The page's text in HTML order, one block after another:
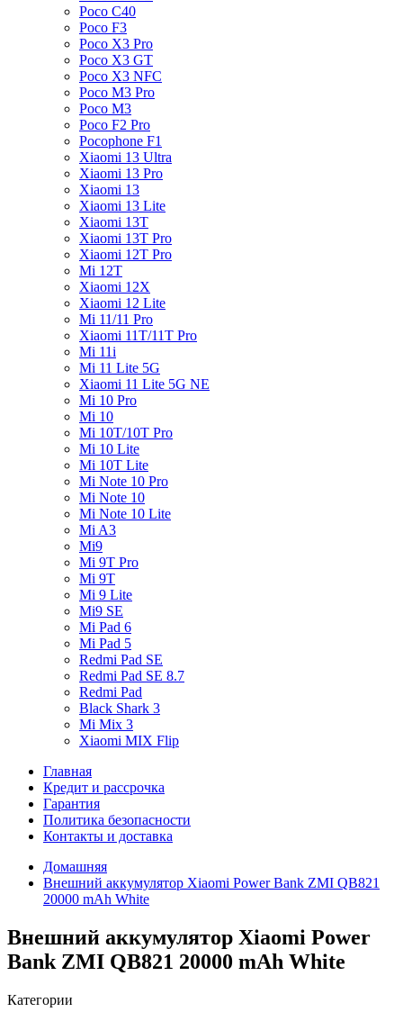
Poco C40
Poco F3
Poco X3 Pro
Poco X3 GT
Poco X3 NFC
Poco M3 Pro
Poco M3
Poco F2 Pro
Pocophone F1
Xiaomi 13 Ultra
Xiaomi 13 Pro
Xiaomi 13
Xiaomi 13 Lite
Xiaomi 13T
Xiaomi 13T Pro
Xiaomi 12T Pro
Mi 12T
Xiaomi 12X
Xiaomi 12 Lite
Mi 11/11 Pro
Xiaomi 11T/11T Pro
Mi 11i
Mi 11 Lite 5G
Xiaomi 11 Lite 5G NE
Mi 10 Pro
Mi 10
Mi 10T/10T Pro
Mi 10 Lite
Mi 10T Lite
Mi Note 10 Pro
Mi Note 10
Mi Note 10 Lite
Mi A3
Mi9
Mi 9T Pro
Mi 9T
Mi 9 Lite
Mi9 SE
Mi Pad 6
Mi Pad 5
Redmi Pad SE
Redmi Pad SE 8.7
Redmi Pad
Black Shark 3
Mi Mix 3
Xiaomi MIX Flip
Главная
Кредит и рассрочка
Гарантия
Политика безопасности
Контакты и доставка
Домашняя
Внешний аккумулятор Xiaomi Power Bank ZMI QB821
20000 mAh White
Внешний аккумулятор Xiaomi Power
Bank ZMI QB821 20000 mAh White
Категории